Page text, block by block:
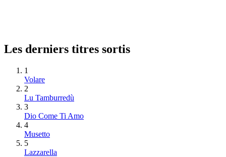
Les derniers titres sortis
1
Volare
2
Lu Tamburredù
3
Dio Come Ti Amo
4
Musetto
5
Lazzarella